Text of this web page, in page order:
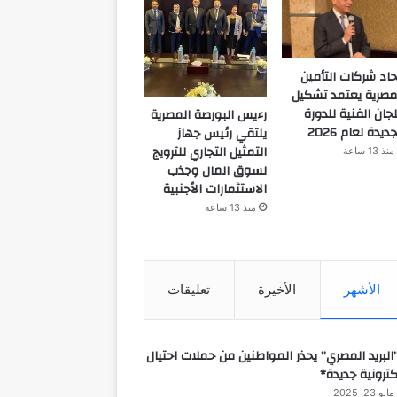
شركات التأمين
يعتمد تشكيل
الفنية للدورة
لعام 2026
منذ 13 ساعة
رءيس البورصة المصرية
يلتقي رئيس جهاز
التمثيل التجاري للترويج
لسوق المال وجذب
الاستثمارات الأجنبية
منذ 13 ساعة
الأشهر الأخيرة تعليقات
المصري” يحذر المواطنين من حملات احتيال
جديدة*
مايو 23, 2025